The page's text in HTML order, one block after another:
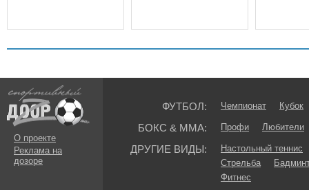
О проекте
Реклама на
дозоре
ФУТБОЛ: Чемпионат Кубок
БОКС & ММА: Профи Любители
ДРУГИЕ ВИДЫ:
Настольный теннис
Стрельба
Фитнес